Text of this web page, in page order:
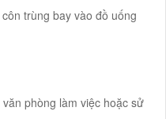
trùng bay vào đồ uống
phòng làm việc hoặc sử